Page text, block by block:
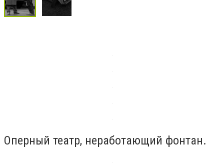
Оперный театр, неработающий фонтан.